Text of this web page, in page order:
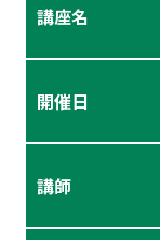
講座名
開催日
講師